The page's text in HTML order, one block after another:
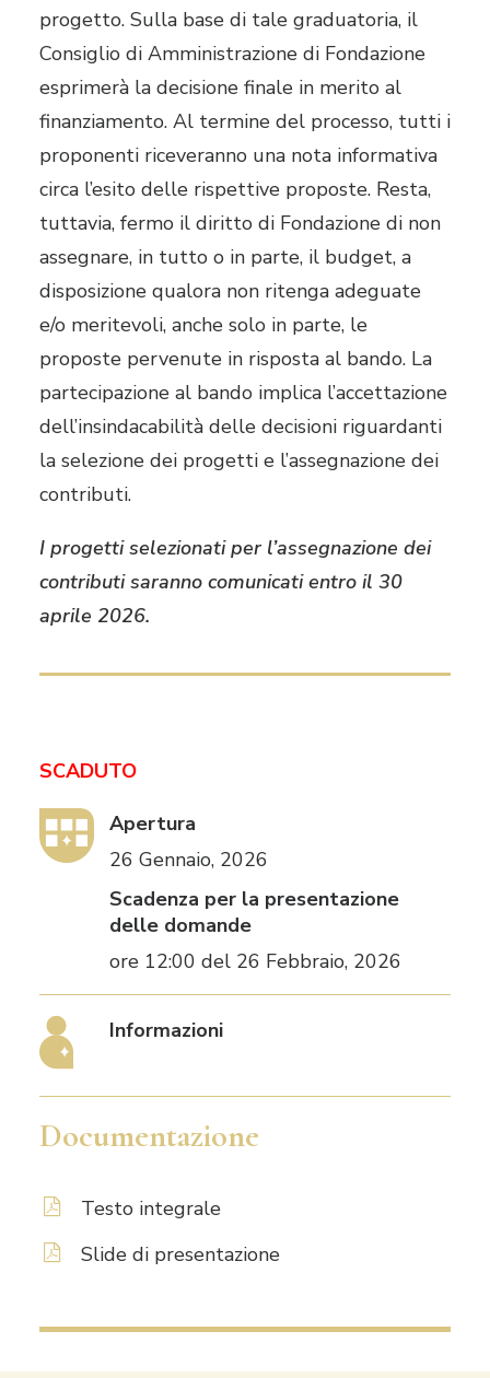
progetto. Sulla base di tale graduatoria, il
Consiglio di Amministrazione di Fondazione
esprimerà la decisione finale in merito al
finanziamento. Al termine del processo, tutti i
proponenti riceveranno una nota informativa
circa l’esito delle rispettive proposte. Resta,
tuttavia, fermo il diritto di Fondazione di non
assegnare, in tutto o in parte, il budget, a
disposizione qualora non ritenga adeguate
e/o meritevoli, anche solo in parte, le
proposte pervenute in risposta al bando. La
partecipazione al bando implica l’accettazione
dell’insindacabilità delle decisioni riguardanti
la selezione dei progetti e l’assegnazione dei
contributi.
I progetti selezionati per l’assegnazione dei
contributi saranno comunicati entro il 30
aprile 2026.
SCADUTO
Apertura
26 Gennaio, 2026
Scadenza per la presentazione
delle domande
ore 12:00 del 26 Febbraio, 2026
Informazioni
Documentazione
Testo integrale
Slide di presentazione